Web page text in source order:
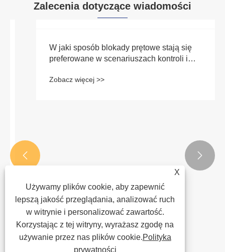
Zalecenia dotyczące wiadomości
W jaki sposób blokady prętowe stają się
preferowane w scenariuszach kontroli i
zalety?
Zobacz więcej >>
 
X
Używamy plików cookie, aby zapewnić
lepszą jakość przeglądania, analizować ruch
w witrynie i personalizować zawartość.
Korzystając z tej witryny, wyrażasz zgodę na
używanie przez nas plików cookie.Polityka
prywatności